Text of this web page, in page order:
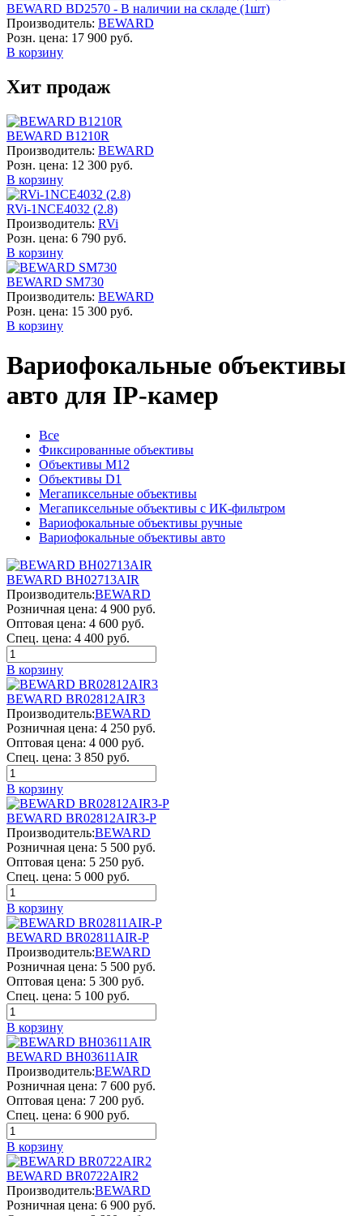
BEWARD BD2570 - В наличии на складе (1шт)
Производитель: BEWARD
Розн. цена: 17 900 руб.
В корзину
Хит продаж
BEWARD B1210R
Производитель: BEWARD
Розн. цена: 12 300 руб.
В корзину
RVi-1NCE4032 (2.8)
Производитель: RVi
Розн. цена: 6 790 руб.
В корзину
BEWARD SM730
Производитель: BEWARD
Розн. цена: 15 300 руб.
В корзину
Вариофокальные объективы
авто для IP-камер
Все
Фиксированные объективы
Объективы М12
Объективы D1
Мегапиксельные объективы
Мегапиксельные объективы с ИК-фильтром
Вариофокальные объективы ручные
Вариофокальные объективы авто
BEWARD BH02713AIR
Производитель:BEWARD
Розничная цена: 4 900 руб.
Оптовая цена: 4 600 руб.
Спец. цена: 4 400 руб.
В корзину
BEWARD BR02812AIR3
Производитель:BEWARD
Розничная цена: 4 250 руб.
Оптовая цена: 4 000 руб.
Спец. цена: 3 850 руб.
В корзину
BEWARD BR02812AIR3-P
Производитель:BEWARD
Розничная цена: 5 500 руб.
Оптовая цена: 5 250 руб.
Спец. цена: 5 000 руб.
В корзину
BEWARD BR02811AIR-P
Производитель:BEWARD
Розничная цена: 5 500 руб.
Оптовая цена: 5 300 руб.
Спец. цена: 5 100 руб.
В корзину
BEWARD BH03611AIR
Производитель:BEWARD
Розничная цена: 7 600 руб.
Оптовая цена: 7 200 руб.
Спец. цена: 6 900 руб.
В корзину
BEWARD BR0722AIR2
Производитель:BEWARD
Розничная цена: 6 900 руб.